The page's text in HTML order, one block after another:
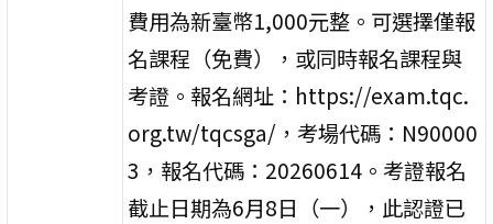
費用為新臺幣1,000元整。可選擇僅報
名課程（免費），或同時報名課程與
考證。報名網址：https://exam.tqc.
org.tw/tqcsga/，考場代碼：N90000
3，報名代碼：20260614。考證報名
截止日期為6月8日（一），此認證已